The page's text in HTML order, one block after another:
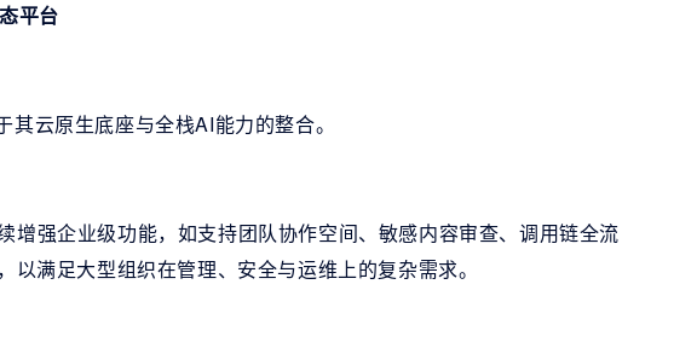
平台
云原生底座与全栈AI能力的整合。
增强企业级功能，如支持团队协作空间、敏感内容审查、调用链全流
满足大型组织在管理、安全与运维上的复杂需求。